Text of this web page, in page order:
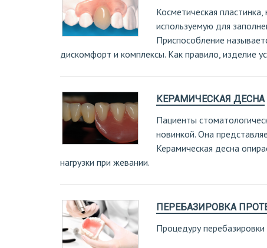
Косметическая
используемую для
Приспособление
дискомфорт и комплексы. Как правило, изделие
КЕРАМИЧЕСКАЯ ДЕСНА
Пациенты
новинкой. Она
Керамическая десна
нагрузки при жевании.
ПЕРЕБАЗИРОВКА
Процедуру